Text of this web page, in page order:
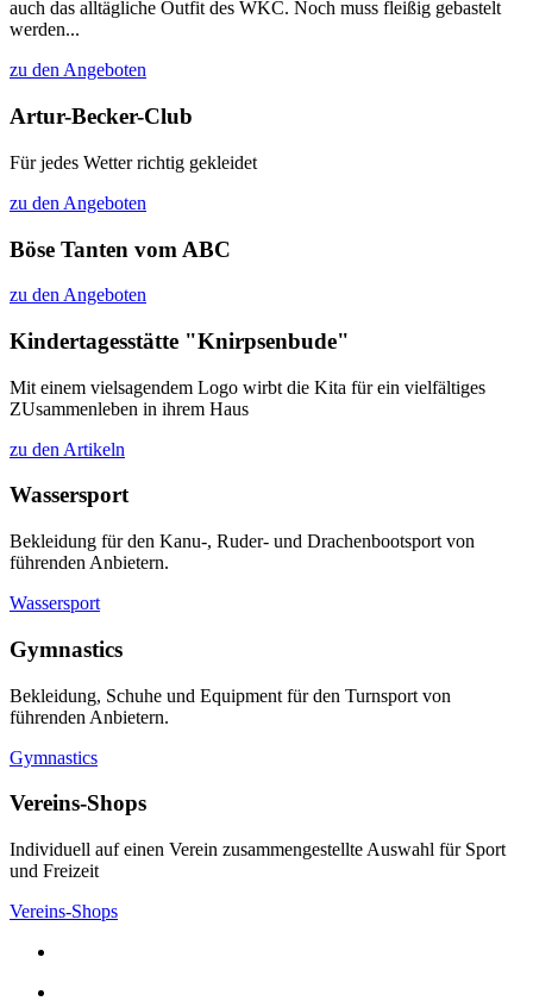
auch das alltägliche Outfit des WKC. Noch muss fleißig gebastelt
werden...
zu den Angeboten
Artur-Becker-Club
Für jedes Wetter richtig gekleidet
zu den Angeboten
Böse Tanten vom ABC
zu den Angeboten
Kindertagesstätte "Knirpsenbude"
Mit einem vielsagendem Logo wirbt die Kita für ein vielfältiges
ZUsammenleben in ihrem Haus
zu den Artikeln
Wassersport
Bekleidung für den Kanu-, Ruder- und Drachenbootsport von
führenden Anbietern.
Wassersport
Gymnastics
Bekleidung, Schuhe und Equipment für den Turnsport von
führenden Anbietern.
Gymnastics
Vereins-Shops
Individuell auf einen Verein zusammengestellte Auswahl für Sport
und Freizeit
Vereins-Shops